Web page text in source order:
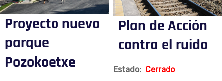
Proyecto nuevo
parque
Pozokoetxe
Plan de Acción
contra el ruido
Estado: Cerrado